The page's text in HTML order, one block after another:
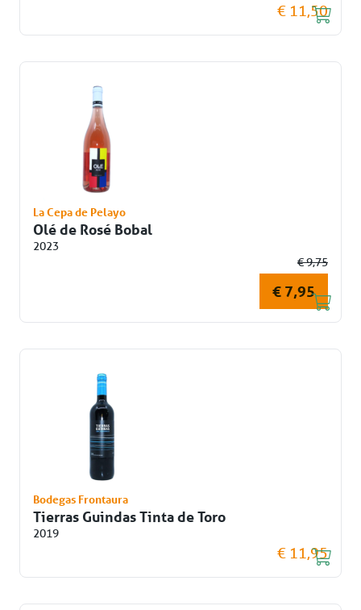
€ 11,50
La Cepa de Pelayo
Olé de Rosé Bobal
2023
€ 9,75
€ 7,95
Bodegas Frontaura
Tierras Guindas Tinta de Toro
2019
€ 11,95